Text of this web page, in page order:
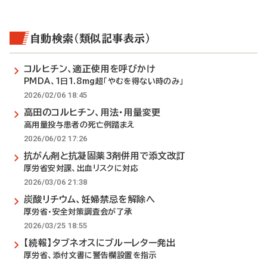
自動検索（類似記事表示）
コルヒチン、適正使用を呼びかけ
PMDA、1日1.8mg超「やむを得ない時のみ」
2026/02/06 18:45
高田のコルヒチン、用法・用量変更
高用量投与患者の死亡例踏まえ
2026/06/02 17:26
抗がん剤と抗凝固薬3剤併用で添文改訂
厚労省安対課、出血リスクに対応
2026/03/06 21:38
炭酸リチウム、妊婦禁忌を解除へ
厚労省・安全対策調査会が了承
2026/03/25 18:55
【続報】タブネオスにブルーレター発出
厚労省、添付文書に警告欄設置を指示